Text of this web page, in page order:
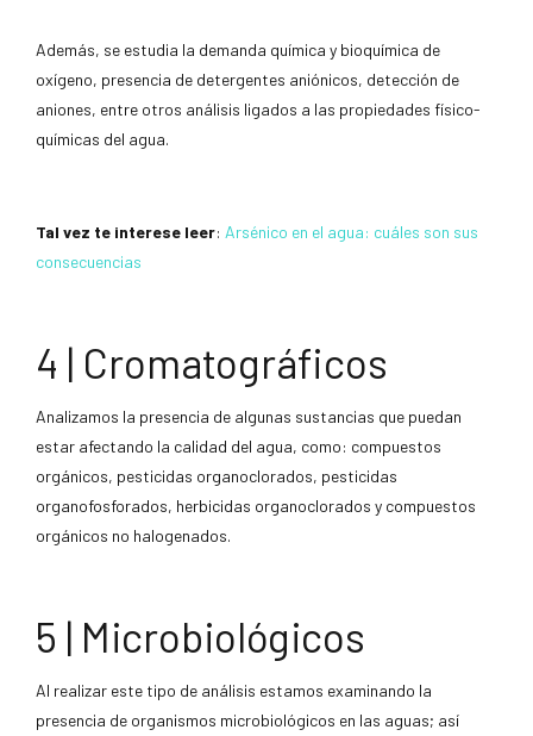
Además, se estudia la demanda química y bioquímica de
oxígeno, presencia de detergentes aniónicos, detección de
aniones, entre otros análisis ligados a las propiedades físico-
químicas del agua.
Tal vez te interese leer: Arsénico en el agua: cuáles son sus
consecuencias
4 | Cromatográficos
Analizamos la presencia de algunas sustancias que puedan
estar afectando la calidad del agua, como: compuestos
orgánicos, pesticidas organoclorados, pesticidas
organofosforados, herbicidas organoclorados y compuestos
orgánicos no halogenados.
5 | Microbiológicos
Al realizar este tipo de análisis estamos examinando la
presencia de organismos microbiológicos en las aguas; así